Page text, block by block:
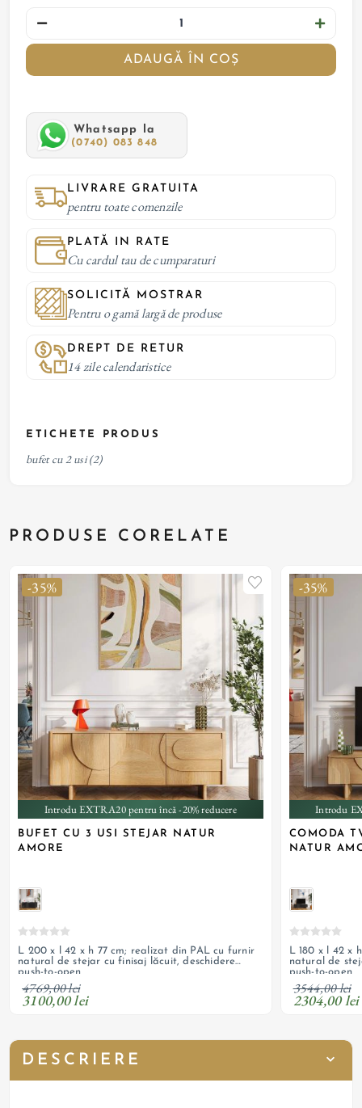
ADAUGĂ ÎN COȘ
Whatsapp la
(0740) 083 848
LIVRARE GRATUITA
pentru toate comenzile
PLATĂ IN RATE
Cu cardul tau de cumparaturi
SOLICITĂ MOSTRAR
Pentru o gamă largă de produse
DREPT DE RETUR
14 zile calendaristice
ETICHETE PRODUS
bufet cu 2 usi (2)
PRODUSE CORELATE
-35%
Introdu EXTRA20 pentru încă -20% reducere
BUFET CU 3 USI STEJAR NATUR
AMORE
L 200 x l 42 x h 77 cm; realizat din PAL cu furnir
natural de stejar cu finisaj lăcuit, deschidere
push-to-open
4769,00 lei
3100,00 lei
-35%
Introdu
COMODA
NATUR
L 180 x l 42 x
natural de
push-to-open
3544,00 lei
2304,00 lei
DESCRIERE